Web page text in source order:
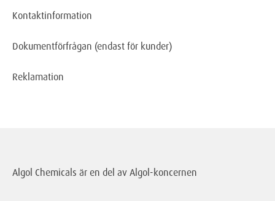
Kontaktinformation
Dokumentförfrågan (endast för kunder)
Reklamation
Algol Chemicals är en del av Algol-koncernen